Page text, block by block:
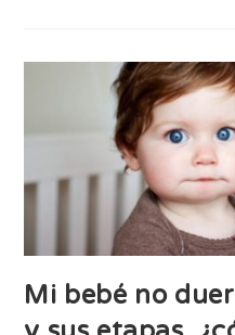
Mi bebé no